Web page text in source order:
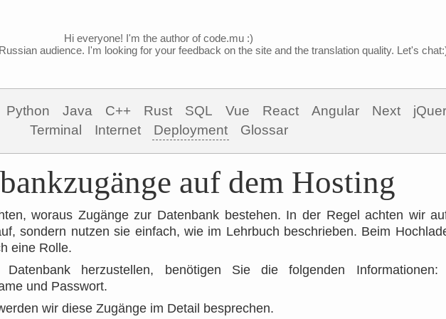
Hi everyone! I'm the author of code.mu :)
audience. I'm looking for your feedback on the site and the translation quality. Let's
Python Java C++ Rust SQL Vue React Angular Next
Terminal
Internet Deployment Glossar
auf dem Hosting
woraus Zugänge zur Datenbank bestehen. In der Regel achten wir
sondern nutzen sie einfach, wie im Lehrbuch beschrieben. Beim
eine Rolle.
herzustellen, benötigen Sie die folgenden Informationen:
und Passwort.
wir diese Zugänge im Detail besprechen.